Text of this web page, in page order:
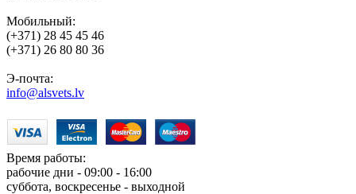
Мобильный:
(+371) 28 45 45 46
(+371) 26 80 80 36
Э-почта:
info@alsvets.lv
Время работы:
рабочие дни - 09:00 - 16:00
суббота, воскресенье - выходной